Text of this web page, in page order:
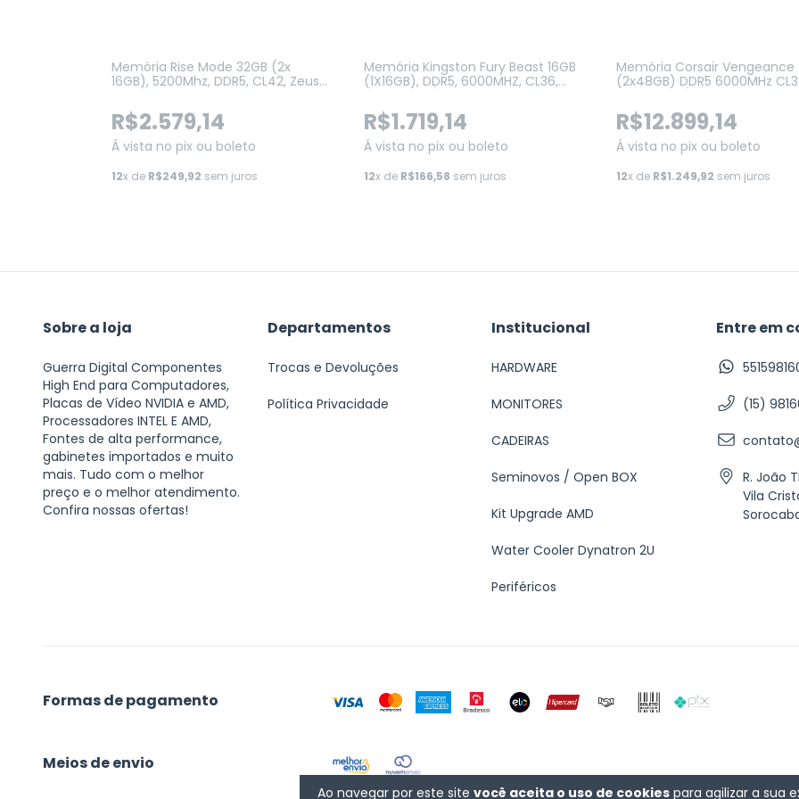
Ao navegar por este site você aceita o uso de cookies para agilizar a sua
Memória Rise Mode 32GB (2x
16GB), 5200Mhz, DDR5, CL42, Zeus
5200ZE-B)
R$2.579,14
Á vista no pix ou boleto
12x de R$249,92 sem juros
Memória Kingston Fury Beast 16GB
(1X16GB), DDR5, 6000MHZ, CL36,
(KF560C36BBE2-16)
R$1.719,14
Á vista no pix ou boleto
12x de R$166,58 sem juros
Memória Corsair Vengeance
(2x48GB) DDR5 6000MHz
(CMK96GX5M2E6000Z36)
R$12.899,14
Á vista no pix ou boleto
12x de R$1.249,92 sem juros
Sobre a loja
Guerra Digital Componentes
High End para Computadores,
Placas de Vídeo NVIDIA e AMD,
Processadores INTEL E AMD,
Fontes de alta performance,
gabinetes importados e muito
mais. Tudo com o melhor
preço e o melhor atendimento.
Confira nossas ofertas!
Departamentos
Trocas e Devoluções
Política Privacidade
Institucional
HARDWARE
MONITORES
CADEIRAS
Seminovos / Open BOX
Kit Upgrade AMD
Water Cooler Dynatron 2U
Periféricos
Entre em
(15)
R. João
Vila
Formas de pagamento
Meios de envio